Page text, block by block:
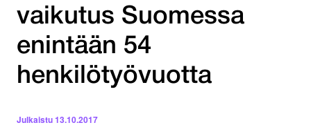
vaikutus Suomessa
enintään 54
henkilötyövuotta
Julkaistu13.10.2017